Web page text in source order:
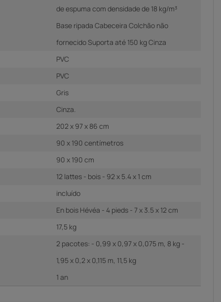
de espuma com densidade de 18 kg/m³
Base ripada Cabeceira Colchão não
fornecido Suporta até 150 kg Cinza
PVC
PVC
Gris
Cinza.
202 x 97 x 86 cm
90 x 190 centímetros
90 x 190 cm
12 lattes - bois - 92 x 5.4 x 1 cm
incluído
En bois Hévéa - 4 pieds - 7 x 3.5 x 12 cm
17,5 kg
2 pacotes: - 0,99 x 0,97 x 0,075 m, 8 kg -
1,95 x 0,2 x 0,115 m, 11,5 kg
1 an